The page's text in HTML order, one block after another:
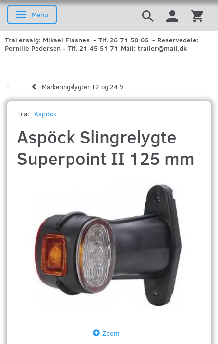
Skifte navigation
Menu
Trailersalg: Mikael Flasnes - Tlf. 26 71 50 66 - Reservedele:
Pernille Pedersen - Tlf. 21 45 51 71 Mail: trailer@mail.dk
Markeringslygter 12 og 24 V
Fra: Aspöck
Aspöck Slingrelygte
Superpoint II 125 mm
Zoom